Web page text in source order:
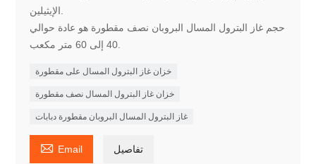
حجم غاز البترول المسال البروبان نصف مقطورة هو عادة حوالي
خزان غاز البترول المسال على مقطورة
خزان غاز البترول المسال نصف مقطورة
غاز البترول المسال البروبان مقطورة دبابات
 Email تفاصيل